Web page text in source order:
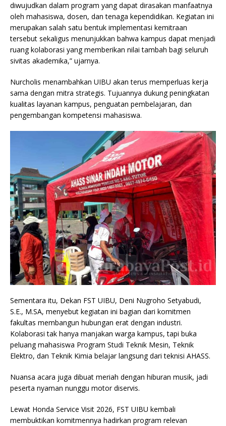
diwujudkan dalam program yang dapat dirasakan manfaatnya
oleh mahasiswa, dosen, dan tenaga kependidikan. Kegiatan ini
merupakan salah satu bentuk implementasi kemitraan
tersebut sekaligus menunjukkan bahwa kampus dapat menjadi
ruang kolaborasi yang memberikan nilai tambah bagi seluruh
sivitas akademika,” ujarnya.
Nurcholis menambahkan UIBU akan terus memperluas kerja
sama dengan mitra strategis. Tujuannya dukung peningkatan
kualitas layanan kampus, penguatan pembelajaran, dan
pengembangan kompetensi mahasiswa.
Sementara itu, Dekan FST UIBU, Deni Nugroho Setyabudi,
S.E., M.SA, menyebut kegiatan ini bagian dari komitmen
fakultas membangun hubungan erat dengan industri.
Kolaborasi tak hanya manjakan warga kampus, tapi buka
peluang mahasiswa Program Studi Teknik Mesin, Teknik
Elektro, dan Teknik Kimia belajar langsung dari teknisi AHASS.
Nuansa acara juga dibuat meriah dengan hiburan musik, jadi
peserta nyaman nunggu motor diservis.
Lewat Honda Service Visit 2026, FST UIBU kembali
membuktikan komitmennya hadirkan program relevan